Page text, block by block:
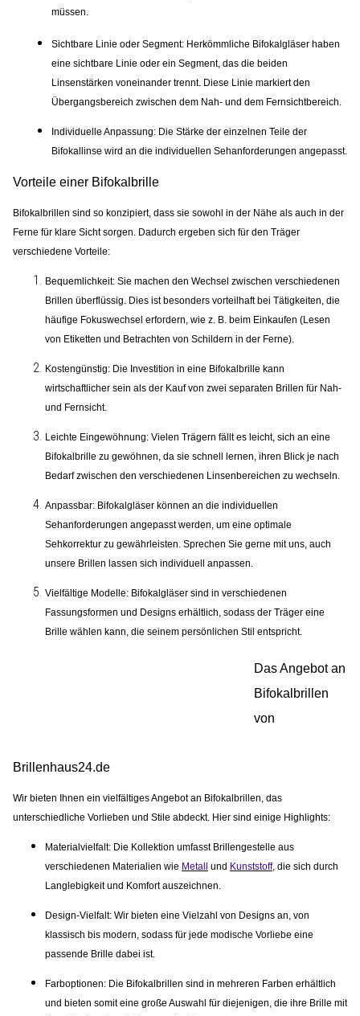
müssen.
Sichtbare Linie oder Segment: Herkömmliche Bifokalgläser haben
eine sichtbare Linie oder ein Segment, das die beiden
Linsenstärken voneinander trennt. Diese Linie markiert den
Übergangsbereich zwischen dem Nah- und dem Fernsichtbereich.
Individuelle Anpassung: Die Stärke der einzelnen Teile der
Bifokallinse wird an die individuellen Sehanforderungen angepasst.
Vorteile einer Bifokalbrille
Bifokalbrillen sind so konzipiert, dass sie sowohl in der Nähe als auch in der
Ferne für klare Sicht sorgen. Dadurch ergeben sich für den Träger
verschiedene Vorteile:
Bequemlichkeit: Sie machen den Wechsel zwischen verschiedenen
Brillen überflüssig. Dies ist besonders vorteilhaft bei Tätigkeiten, die
häufige Fokuswechsel erfordern, wie z. B. beim Einkaufen (Lesen
von Etiketten und Betrachten von Schildern in der Ferne).
Kostengünstig: Die Investition in eine Bifokalbrille kann
wirtschaftlicher sein als der Kauf von zwei separaten Brillen für Nah-
und Fernsicht.
Leichte Eingewöhnung: Vielen Trägern fällt es leicht, sich an eine
Bifokalbrille zu gewöhnen, da sie schnell lernen, ihren Blick je nach
Bedarf zwischen den verschiedenen Linsenbereichen zu wechseln.
Anpassbar: Bifokalgläser können an die individuellen
Sehanforderungen angepasst werden, um eine optimale
Sehkorrektur zu gewährleisten. Sprechen Sie gerne mit uns, auch
unsere Brillen lassen sich individuell anpassen.
Vielfältige Modelle: Bifokalgläser sind in verschiedenen
Fassungsformen und Designs erhältlich, sodass der Träger eine
Brille wählen kann, die seinem persönlichen Stil entspricht.
Das Angebot an
Bifokalbrillen
von
Brillenhaus24.de
Wir bieten Ihnen ein vielfältiges Angebot an Bifokalbrillen, das
unterschiedliche Vorlieben und Stile abdeckt. Hier sind einige Highlights:
Materialvielfalt: Die Kollektion umfasst Brillengestelle aus
verschiedenen Materialien wie Metall und Kunststoff, die sich durch
Langlebigkeit und Komfort auszeichnen.
Design-Vielfalt: Wir bieten eine Vielzahl von Designs an, von
klassisch bis modern, sodass für jede modische Vorliebe eine
passende Brille dabei ist.
Farboptionen: Die Bifokalbrillen sind in mehreren Farben erhältlich
und bieten somit eine große Auswahl für diejenigen, die ihre Brille mit